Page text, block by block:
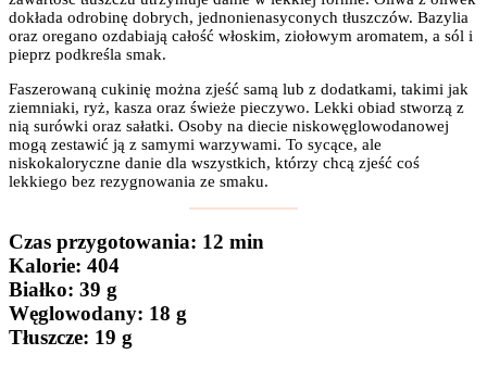
dokłada odrobinę dobrych, jednonienasyconych tłuszczów. Bazylia
oraz oregano ozdabiają całość włoskim, ziołowym aromatem, a sól i
pieprz podkreśla smak.
Faszerowaną cukinię można zjeść samą lub z dodatkami, takimi jak
ziemniaki, ryż, kasza oraz świeże pieczywo. Lekki obiad stworzą z
nią surówki oraz sałatki. Osoby na diecie niskowęglowodanowej
mogą zestawić ją z samymi warzywami. To sycące, ale
niskokaloryczne danie dla wszystkich, którzy chcą zjeść coś
lekkiego bez rezygnowania ze smaku.
Czas przygotowania: 12 min
Kalorie: 404
Białko: 39 g
Węglowodany: 18 g
Tłuszcze: 19 g